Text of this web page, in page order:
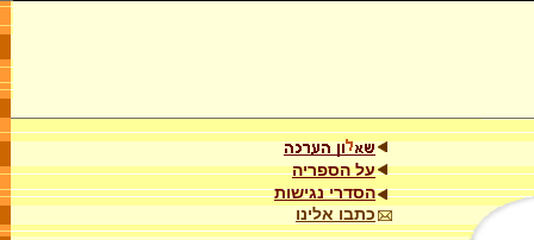
על הספריה
הסדרי נגישות
כתבו אלינו